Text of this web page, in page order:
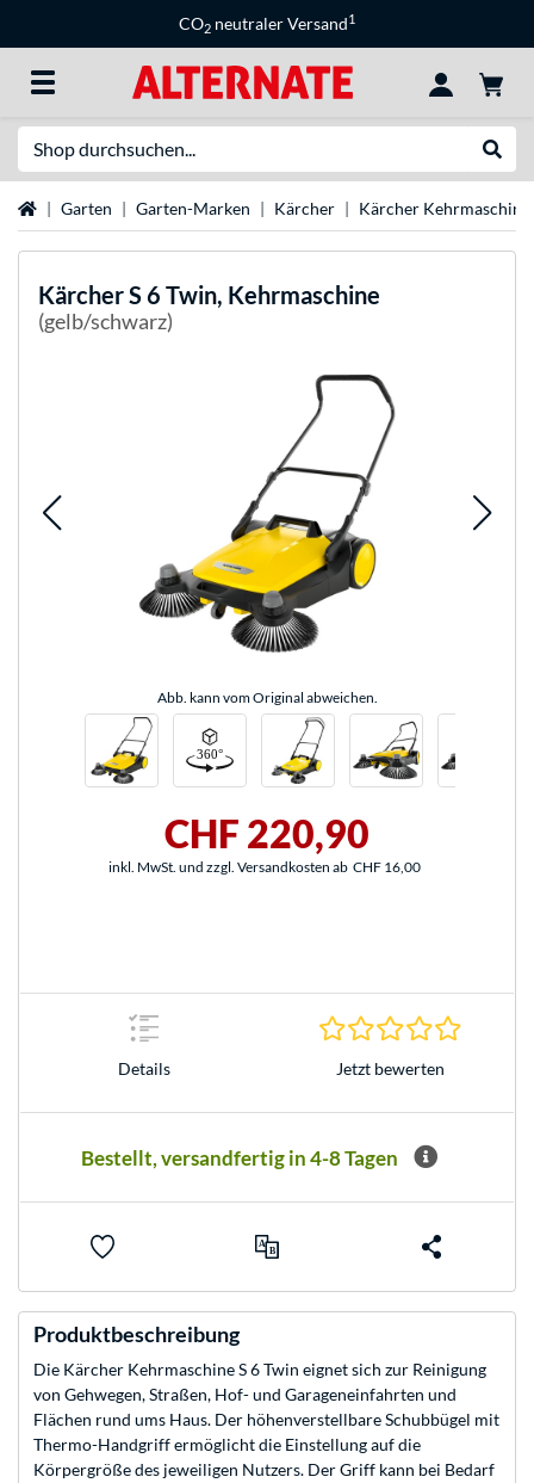
CO2 neutraler Versand1
StartseiteGarten Garten-Marken Kärcher Kärcher Kehrmaschine
KärcherS 6 Twin, Kehrmaschine
(gelb/schwarz)
Abb. kann vom Original abweichen.
CHF 220,90
inkl. MwSt. und zzgl. Versandkosten ab CHF 16,00
Details Jetzt bewerten
Bestellt, versandfertig in 4-8 Tagen
Produktbeschreibung
Die Kärcher Kehrmaschine S 6 Twin eignet sich zur Reinigung
von Gehwegen, Straßen, Hof- und Garageneinfahrten und
Flächen rund ums Haus. Der höhenverstellbare Schubbügel mit
Thermo-Handgriff ermöglicht die Einstellung auf die
Körpergröße des jeweiligen Nutzers. Der Griff kann bei Bedarf